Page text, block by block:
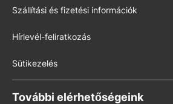
Szállítási és fizetési információk
Hírlevél-feliratkozás
Sütikezelés
További elérhetőségeink